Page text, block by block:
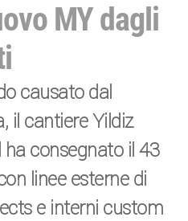
MY dagli
causato dal
il cantiere Yildiz
consegnato il 43
linee esterne di
e interni custom